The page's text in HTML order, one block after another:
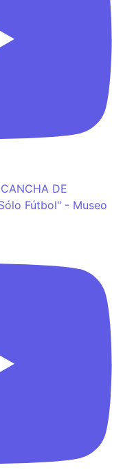
DE
Fútbol" - Museo